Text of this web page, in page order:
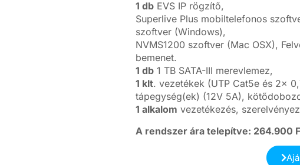
1 db EVS IP rögzítő,
Superlive Plus mobiltelefonos
szoftver (Windows),
NVMS1200 szoftver (Mac OSX),
bemenet.
1 db 1 TB SATA-III merevlemez,
1 klt. vezetékek (UTP Cat5e és 2x
tápegység(ek) (12V 5A),
1 alkalom vezetékezés,
A rendszer ára telepítve: 264.900